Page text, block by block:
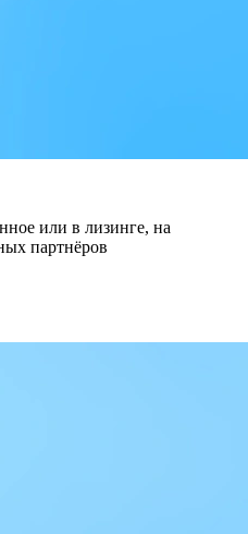
или в лизинге, на
партнёров